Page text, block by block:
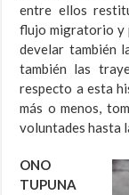
entre ellos
flujo migratorio y
develar también
también las
respecto a esta
más o menos,
voluntades hasta
ONO
TUPUNA